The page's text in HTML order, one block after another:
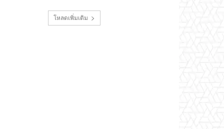
โหลดเพิ่มเติม